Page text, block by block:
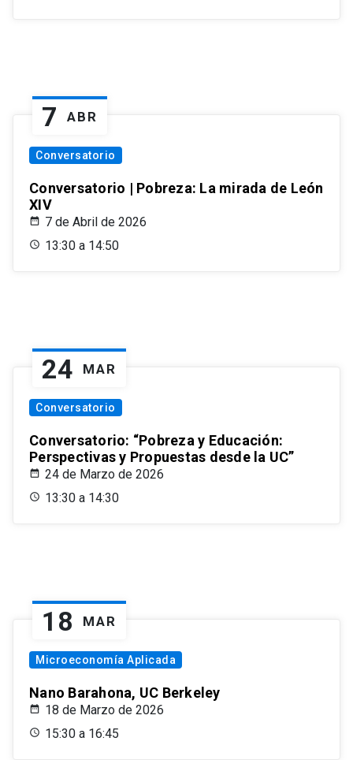
7 ABR
Conversatorio
Conversatorio | Pobreza: La mirada de León
XIV
7 de Abril de 2026
13:30 a 14:50
24 MAR
Conversatorio
Conversatorio: “Pobreza y Educación:
Perspectivas y Propuestas desde la UC”
24 de Marzo de 2026
13:30 a 14:30
18 MAR
Microeconomía Aplicada
Nano Barahona, UC Berkeley
18 de Marzo de 2026
15:30 a 16:45